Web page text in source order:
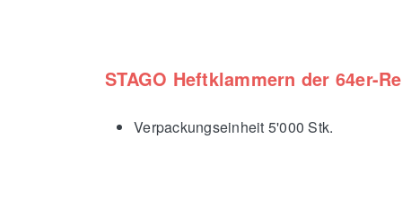
STAGO Heftklammern der 64er-
Verpackungseinheit 5'000 Stk.